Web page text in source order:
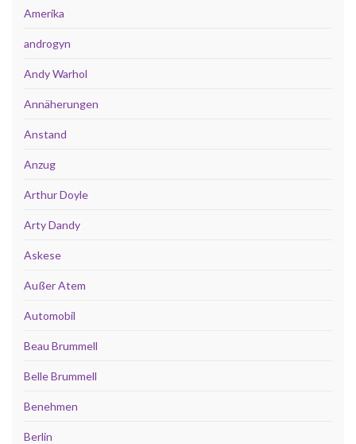
Amerika
androgyn
Andy Warhol
Annäherungen
Anstand
Anzug
Arthur Doyle
Arty Dandy
Askese
Außer Atem
Automobil
Beau Brummell
Belle Brummell
Benehmen
Berlin